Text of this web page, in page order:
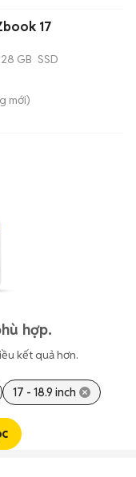
17
GB SSD
mới)
hợp.
kết quả hơn.
17 - 18.9 inch